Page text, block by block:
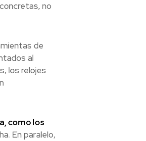
no
de
al
los relojes
como los
En paralelo,